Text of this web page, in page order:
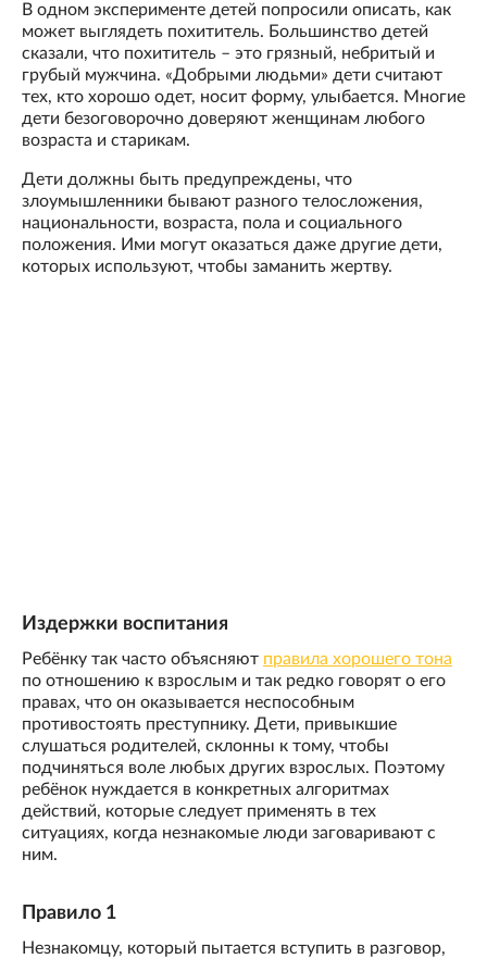
В одном эксперименте детей попросили описать, как
может выглядеть похититель. Большинство детей
сказали, что похититель – это грязный, небритый и
грубый мужчина. «Добрыми людьми» дети считают
тех, кто хорошо одет, носит форму, улыбается. Многие
дети безоговорочно доверяют женщинам любого
возраста и старикам.
Дети должны быть предупреждены, что
злоумышленники бывают разного телосложения,
национальности, возраста, пола и социального
положения. Ими могут оказаться даже другие дети,
которых используют, чтобы заманить жертву.
Издержки воспитания
Ребёнку так часто объясняют правила хорошего тона
по отношению к взрослым и так редко говорят о его
правах, что он оказывается неспособным
противостоять преступнику. Дети, привыкшие
слушаться родителей, склонны к тому, чтобы
подчиняться воле любых других взрослых. Поэтому
ребёнок нуждается в конкретных алгоритмах
действий, которые следует применять в тех
ситуациях, когда незнакомые люди заговаривают с
ним.
Правило 1
Незнакомцу, который пытается вступить в разговор,